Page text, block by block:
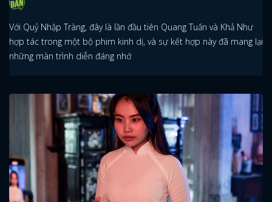
Với Quỷ Nhập Tràng, đây là lần đầu tiên Quang Tuấn và Khả Như
hợp tác trong một bộ phim kinh dị, và sự kết hợp này đã mang lại
những màn trình diễn đáng nhớ